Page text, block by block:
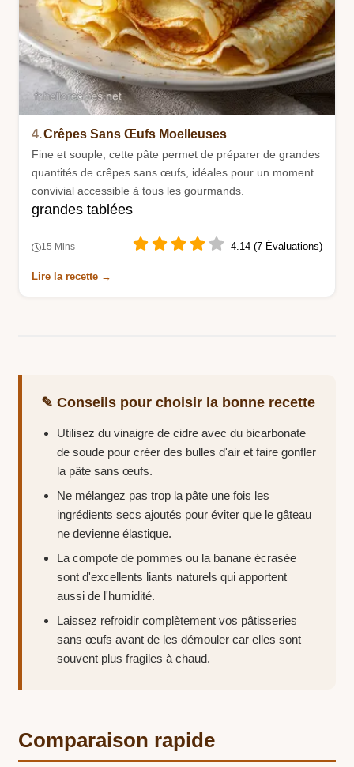
4.Crêpes Sans Œufs Moelleuses
Fine et souple, cette pâte permet de préparer de grandes
quantités de crêpes sans œufs, idéales pour un moment
convivial accessible à tous les gourmands.
grandes tablées
15 Mins 4.14 (7 Évaluations)
Lire la recette →
✎ Conseils pour choisir la bonne recette
Utilisez du vinaigre de cidre avec du bicarbonate
de soude pour créer des bulles d'air et faire gonfler
la pâte sans œufs.
Ne mélangez pas trop la pâte une fois les
ingrédients secs ajoutés pour éviter que le gâteau
ne devienne élastique.
La compote de pommes ou la banane écrasée
sont d'excellents liants naturels qui apportent
aussi de l'humidité.
Laissez refroidir complètement vos pâtisseries
sans œufs avant de les démouler car elles sont
souvent plus fragiles à chaud.
Comparaison rapide